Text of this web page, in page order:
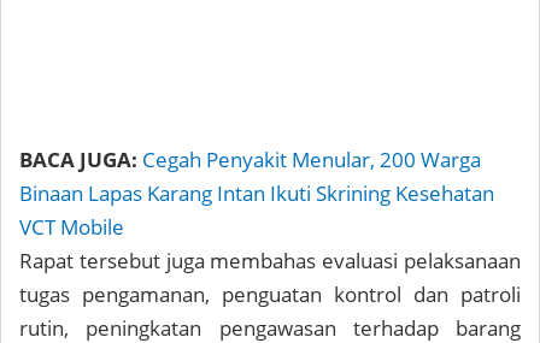
BACA JUGA: Cegah Penyakit Menular, 200 Warga
Binaan Lapas Karang Intan Ikuti Skrining Kesehatan
VCT Mobile
Rapat tersebut juga membahas evaluasi pelaksanaan
tugas pengamanan, penguatan kontrol dan patroli
rutin, peningkatan pengawasan terhadap barang